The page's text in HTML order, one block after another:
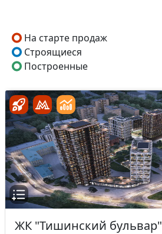
На старте продаж
Строящиеся
Построенные
ЖК "Тишинский бульвар"